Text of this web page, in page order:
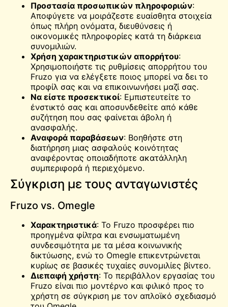
Προστασία προσωπικών πληροφοριών:
Αποφύγετε να μοιράζεστε ευαίσθητα στοιχεία
όπως πλήρη ονόματα, διευθύνσεις ή
οικονομικές πληροφορίες κατά τη διάρκεια
συνομιλιών.
Χρήση χαρακτηριστικών απορρήτου:
Χρησιμοποιήστε τις ρυθμίσεις απορρήτου του
Fruzo για να ελέγξετε ποιος μπορεί να δει το
προφίλ σας και να επικοινωνήσει μαζί σας.
Να είστε προσεκτικοί: Εμπιστευτείτε το
ένστικτό σας και αποσυνδεθείτε από κάθε
συζήτηση που σας φαίνεται άβολη ή
ανασφαλής.
Αναφορά παραβάσεων: Βοηθήστε στη
διατήρηση μιας ασφαλούς κοινότητας
αναφέροντας οποιαδήποτε ακατάλληλη
συμπεριφορά ή περιεχόμενο.
Σύγκριση με τους ανταγωνιστές
Fruzo vs. Omegle
Χαρακτηριστικά: Το Fruzo προσφέρει πιο
προηγμένα φίλτρα και ενσωματωμένη
συνδεσιμότητα με τα μέσα κοινωνικής
δικτύωσης, ενώ το Omegle επικεντρώνεται
κυρίως σε βασικές τυχαίες συνομιλίες βίντεο.
Διεπαφή χρήστη: Το περιβάλλον εργασίας του
Fruzo είναι πιο μοντέρνο και φιλικό προς το
χρήστη σε σύγκριση με τον απλοϊκό σχεδιασμό